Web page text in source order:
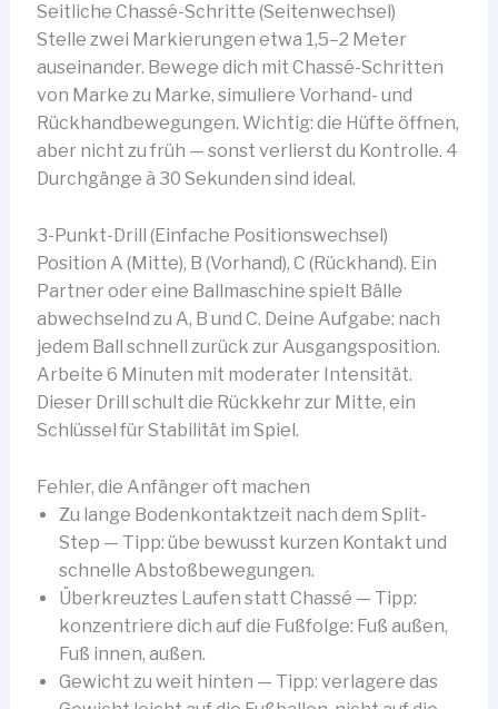
Seitliche Chassé-Schritte (Seitenwechsel)
Stelle zwei Markierungen etwa 1,5–2 Meter
auseinander. Bewege dich mit Chassé-Schritten
von Marke zu Marke, simuliere Vorhand- und
Rückhandbewegungen. Wichtig: die Hüfte öffnen,
aber nicht zu früh — sonst verlierst du Kontrolle. 4
Durchgänge à 30 Sekunden sind ideal.
3-Punkt-Drill (Einfache Positionswechsel)
Position A (Mitte), B (Vorhand), C (Rückhand). Ein
Partner oder eine Ballmaschine spielt Bälle
abwechselnd zu A, B und C. Deine Aufgabe: nach
jedem Ball schnell zurück zur Ausgangsposition.
Arbeite 6 Minuten mit moderater Intensität.
Dieser Drill schult die Rückkehr zur Mitte, ein
Schlüssel für Stabilität im Spiel.
Fehler, die Anfänger oft machen
Zu lange Bodenkontaktzeit nach dem Split-
Step — Tipp: übe bewusst kurzen Kontakt und
schnelle Abstoßbewegungen.
Überkreuztes Laufen statt Chassé — Tipp:
konzentriere dich auf die Fußfolge: Fuß außen,
Fuß innen, außen.
Gewicht zu weit hinten — Tipp: verlagere das